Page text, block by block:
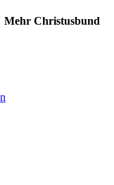
Mehr Christusbund